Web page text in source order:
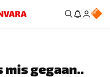
mis gegaan..